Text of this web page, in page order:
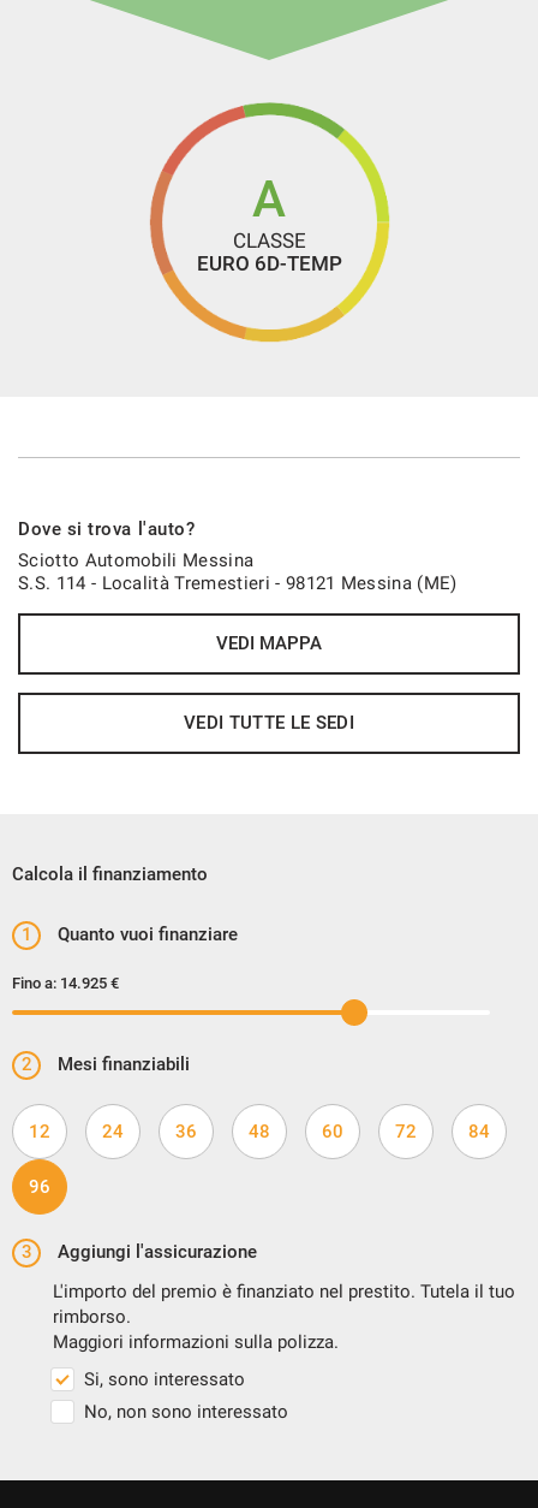
A
CLASSE
EURO 6D-TEMP
Dove si trova l'auto?
Sciotto Automobili Messina
S.S. 114 - Località Tremestieri - 98121 Messina (ME)
VEDI MAPPA
VEDI TUTTE LE SEDI
Calcola il finanziamento
1 Quanto vuoi finanziare
Fino a: 14.925 €
2 Mesi finanziabili
12 24 36 48 60 72 84
96
3
Aggiungi l'assicurazione
L'importo del premio è finanziato nel prestito. Tutela il tuo
rimborso.
Maggiori informazioni sulla polizza.
Si, sono interessato
No, non sono interessato